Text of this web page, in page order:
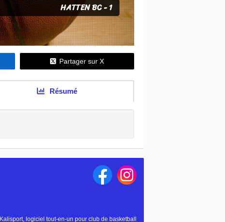
HATTEN BC - 1
Partager sur X
Résumé
Kalisport, logiciel tout-en-un pour club de basketball